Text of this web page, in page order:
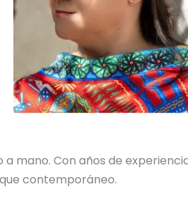
mano. Con años de
contemporáneo.